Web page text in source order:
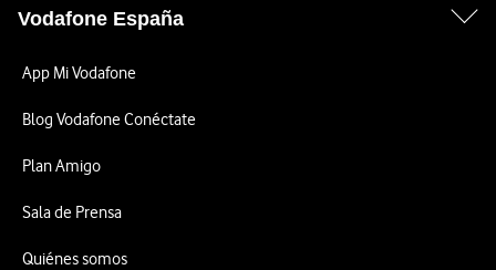
Vodafone España
App Mi Vodafone
Blog Vodafone Conéctate
Plan Amigo
Sala de Prensa
Quiénes somos